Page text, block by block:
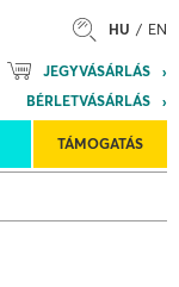
HU EN
JEGYVÁSÁRLÁS
BÉRLETVÁSÁRLÁS
TÁMOGATÁS
Felkéréses
koncertek